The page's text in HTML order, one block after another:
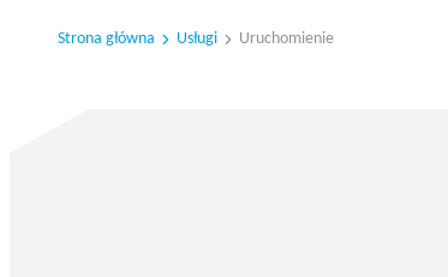
Strona główna Usługi Uruchomienie